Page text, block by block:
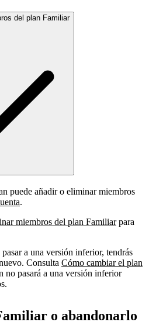
del plan Familiar
puede añadir o eliminar miembros
.
miembros del plan Familiarpara
a una versión inferior, tendrás
Consulta Cómo cambiar el plan
no pasará a una versión inferior
o abandonarlo